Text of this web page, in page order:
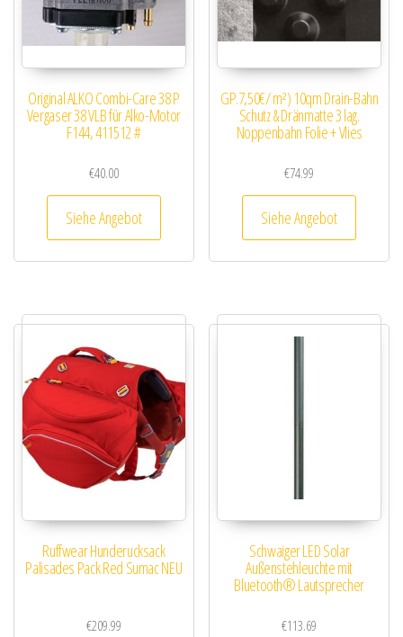
Original ALKO Combi-Care 38 P
Vergaser 38 VLB für Alko-Motor
F144, 411512 #
€40.00
Siehe Angebot
GP.7,50€/ m²) 10qm Drain-Bahn
Schutz & Dränmatte 3 lag.
Noppenbahn Folie + Vlies
€74.99
Siehe Angebot
Ruffwear Hunderucksack
Palisades Pack Red Sumac NEU
€209.99
Schwaiger LED Solar
Außenstehleuchte mit
Bluetooth® Lautsprecher
€113.69